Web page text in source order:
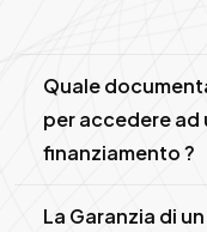
Quale
per accedere ad
finanziamento ?
La Garanzia di